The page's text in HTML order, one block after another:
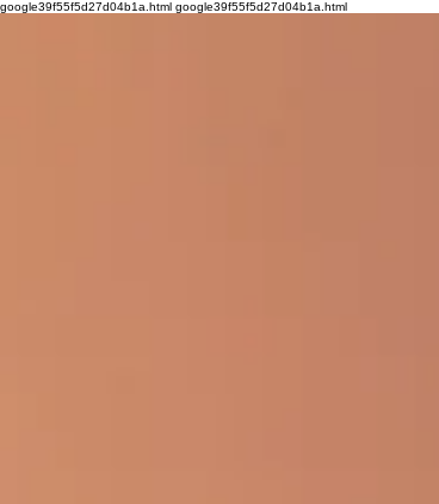
google39f55f5d27d04b1a.html google39f55f5d27d04b1a.html